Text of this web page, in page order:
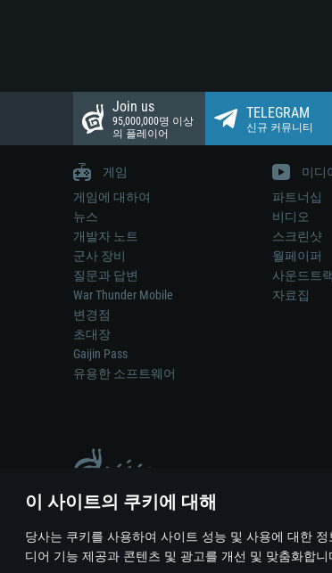
이 사이트의 쿠키에 대해
당사는 쿠키를 사용하여 사이트 성능 및 사용에 대한
디어 기능 제공과 콘텐츠 및 광고를 개선 및 맞춤화합니
Join us
95,000,000명 이상
의 플레이어
TELEGRAM
신규 커뮤니티
게임
게임에 대하여
뉴스
개발자 노트
군사 장비
질문과 답변
War Thunder Mobile
변경점
초대장
Gaijin Pass
유용한 소프트웨어
미디
파트너십
비디오
스크린샷
월페이퍼
사운드트랙
자료집
게임 에서 어떠한 현실의 무기나 차량을 묘사
© 2011—2026 Gaijin Games Kft. All trademarks,
이용 약관 이